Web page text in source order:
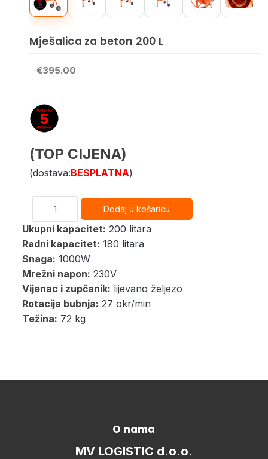
Mješalica za beton 200 L
€395.00
(TOP CIJENA)
(dostava:BESPLATNA)
Ukupni kapacitet: 200 litara
Radni kapacitet: 180 litara
Snaga: 1000W
Mrežni napon: 230V
Vijenac i zupčanik: lijevano željezo
Rotacija bubnja: 27 okr/min
Težina: 72 kg
O nama
MV LOGISTIC d.o.o.